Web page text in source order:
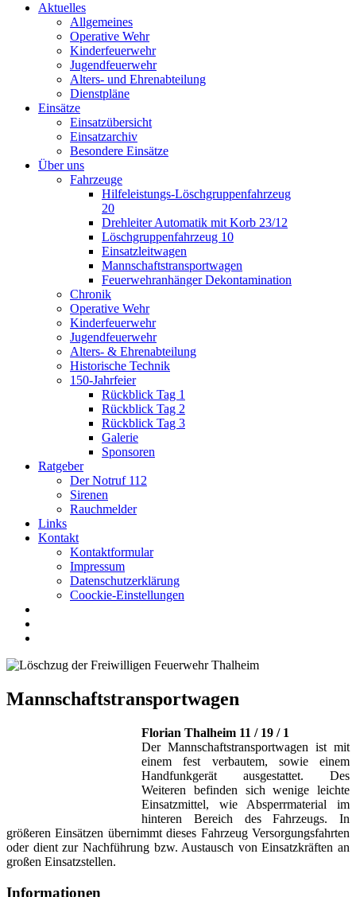
Aktuelles
Allgemeines
Operative Wehr
Kinderfeuerwehr
Jugendfeuerwehr
Alters- und Ehrenabteilung
Dienstpläne
Einsätze
Einsatzübersicht
Einsatzarchiv
Besondere Einsätze
Über uns
Fahrzeuge
Hilfeleistungs-Löschgruppenfahrzeug
20
Drehleiter Automatik mit Korb 23/12
Löschgruppenfahrzeug 10
Einsatzleitwagen
Mannschaftstransportwagen
Feuerwehranhänger Dekontamination
Chronik
Operative Wehr
Kinderfeuerwehr
Jugendfeuerwehr
Alters- & Ehrenabteilung
Historische Technik
150-Jahrfeier
Rückblick Tag 1
Rückblick Tag 2
Rückblick Tag 3
Galerie
Sponsoren
Ratgeber
Der Notruf 112
Sirenen
Rauchmelder
Links
Kontakt
Kontaktformular
Impressum
Datenschutzerklärung
Coockie-Einstellungen
Mannschaftstransportwagen
Florian Thalheim 11 / 19 / 1
Der Mannschaftstransportwagen ist mit
einem fest verbautem, sowie einem
Handfunkgerät ausgestattet. Des
Weiteren befinden sich wenige leichte
Einsatzmittel, wie Absperrmaterial im
hinteren Bereich des Fahrzeugs. In
größeren Einsätzen übernimmt dieses Fahrzeug Versorgungsfahrten
oder dient zur Nachführung bzw. Austausch von Einsatzkräften an
großen Einsatzstellen.
Informationen